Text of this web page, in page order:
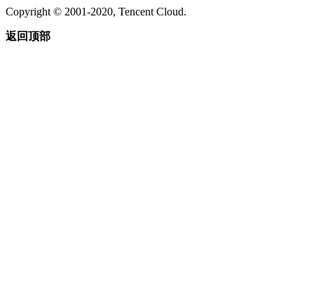
Copyright © 2001-2020, Tencent Cloud.
返回顶部